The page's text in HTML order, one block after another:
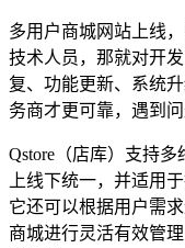
多用户商城网站上线
技术人员，那就对开
复、功能更新、系统
务商才更可靠，遇到问
Qstore（店库）支持
上线下统一，并适用
它还可以根据用户需
商城进行灵活有效管